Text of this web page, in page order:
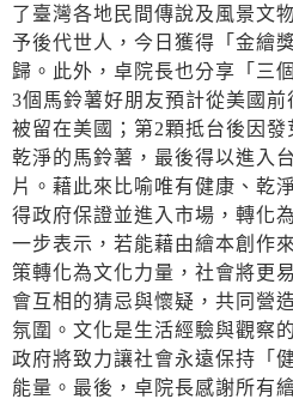
了臺灣各地民間傳說及風景文
予後代世人，今日獲得「金繪
歸。此外，卓院長也分享「三
3個馬鈴薯好朋友預計從美國
被留在美國；第2顆抵台後因
乾淨的馬鈴薯，最後得以進入
片。藉此來比喻唯有健康、乾
得政府保證並進入市場，轉化
一步表示，若能藉由繪本創作
策轉化為文化力量，社會將更
會互相的猜忌與懷疑，共同營
氛圍。文化是生活經驗與觀察
政府將致力讓社會永遠保持「
能量。最後，卓院長感謝所有